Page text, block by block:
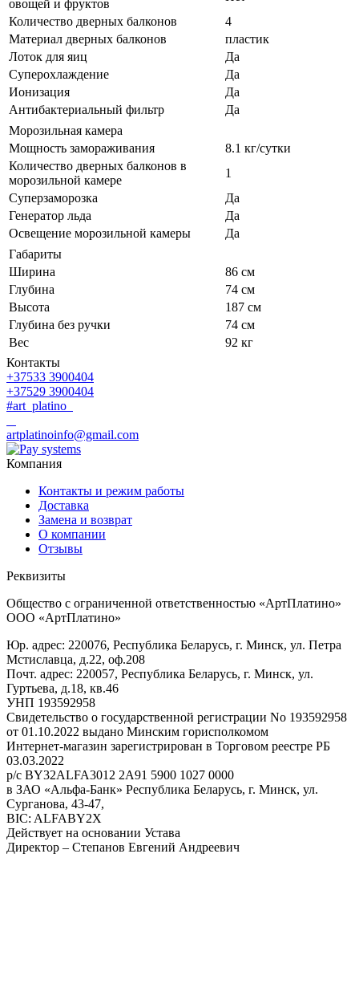
овощей и фруктов
Количество дверных балконов
4
Материал дверных балконов
пластик
Лоток для яиц
Да
Суперохлаждение
Да
Ионизация
Да
Антибактериальный фильтр
Да
Морозильная камера
Мощность замораживания
8.1 кг/сутки
Количество дверных балконов в
морозильной камере
1
Суперзаморозка
Да
Генератор льда
Да
Освещение морозильной камеры
Да
Габариты
Ширина
86 см
Глубина
74 см
Высота
187 см
Глубина без ручки
74 см
Вес
92 кг
Контакты
+37533 3900404
+37529 3900404
#art_platino
artplatinoinfo@gmail.com
Компания
Контакты и режим работы
Доставка
Замена и возврат
О компании
Отзывы
Реквизиты
Общество с ограниченной ответственностью «АртПлатино»
ООО «АртПлатино»
Юр. адрес: 220076, Республика Беларусь, г. Минск, ул. Петра
Мстиславца, д.22, оф.208
Почт. адрес: 220057, Республика Беларусь, г. Минск, ул.
Гуртьева, д.18, кв.46
УНП 193592958
Свидетельство о государственной регистрации No 193592958
от 01.10.2022 выдано Минским горисполкомом
Интернет-магазин зарегистрирован в Торговом реестре РБ
03.03.2022
р/с BY32ALFA3012 2A91 5900 1027 0000
в ЗАО «Альфа-Банк» Республика Беларусь, г. Минск, ул.
Сурганова, 43-47,
BIC: ALFABY2X
Действует на основании Устава
Директор – Степанов Евгений Андреевич